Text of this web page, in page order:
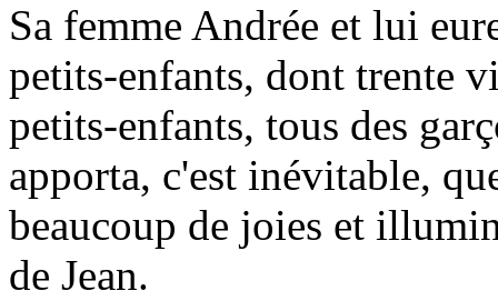
Sa femme Andrée et lui
petits-enfants, dont trente
petits-enfants, tous des
apporta, c'est inévitable,
beaucoup de joies et
de Jean.